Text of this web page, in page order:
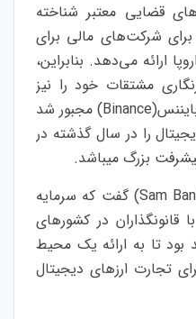
قضایی معتبر شناخته
شرکت‌های مالی برای
ارائه می‌دهد. بنابراین،
مشتقات خود را نیز
Binance) مجبور شد
را در سال گذشته در
بزرگ میباشد.
Sam) گفت که سرمایه
قانونگذاران در کشورهای
بود تا به ارائه یک محیط
تجارت ارزهای دیجیتال